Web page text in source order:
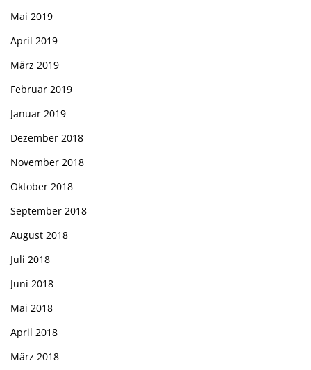
Mai 2019
April 2019
März 2019
Februar 2019
Januar 2019
Dezember 2018
November 2018
Oktober 2018
September 2018
August 2018
Juli 2018
Juni 2018
Mai 2018
April 2018
März 2018